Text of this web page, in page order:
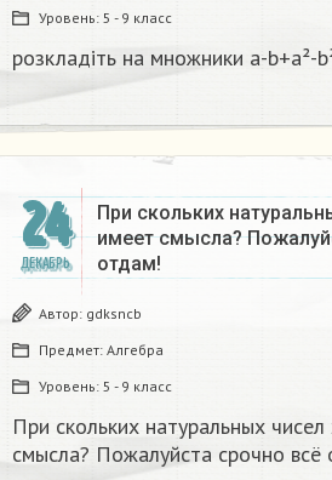
Уровень: 5 - 9 класс
розкладіть на множники а-b+a²-
24
ДЕКАБРЬ
При скольких
имеет смысла?
отдам!
Автор: gdksncb
Предмет: Алгебра
Уровень: 5 - 9 класс
При скольких натуральных
смысла? Пожалуйста срочно всё